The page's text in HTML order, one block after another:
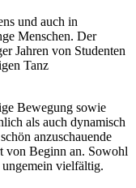
und auch in
Menschen. Der
Jahren von Studenten
Tanz
Bewegung sowie
als auch dynamisch
anzuschauende
von Beginn an. Sowohl
vielfältig.